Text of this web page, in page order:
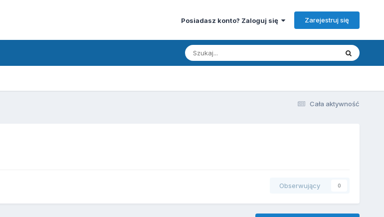
Posiadasz konto? Zaloguj się Zarejestruj się
Cała aktywność
Obserwujący 0